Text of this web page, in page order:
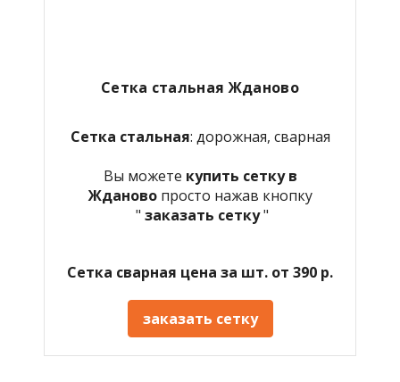
Сетка стальная Жданово
Сетка стальная: дорожная, сварная
Вы можете купить сетку в
Жданово просто нажав кнопку
" заказать сетку"
Сетка сварная цена за шт. от 390 р.
заказать сетку